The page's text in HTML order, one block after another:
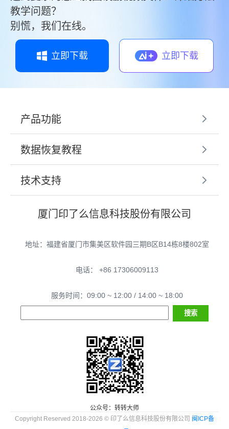
教学问题？
别慌，我们在线。
立即下载 立即下载
产品功能
数据恢复教程
技术支持
厦门印了么信息科技股份有限公司
地址：福建省厦门市集美区软件园三期B区B14栋8楼802室
电话： +86 17306009113
服务时间：09:00 ~ 12:00 / 14:00 ~ 18:00
公众号：转转大师
Copyright Reserved 2018-2026 © 印了么信息科技股份有限公司 闽ICP备